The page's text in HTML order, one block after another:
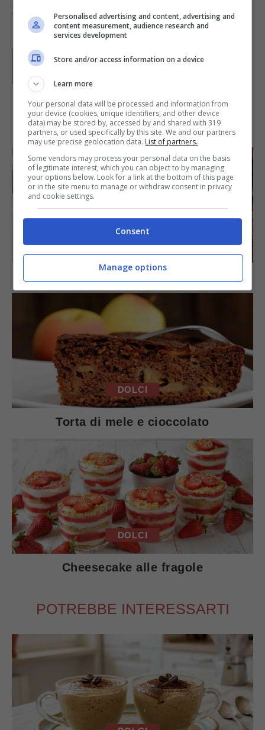
Foto di
Paoletta è stata collaboratrice di Buttalapasta dal 2008
primi ai contorni, dai secondi ai dolci.
IN PRIMO PIANO
SECONDI PIATTI
Arista di maiale al latte
DOLCI
Torta di mele e cioccolato
DOLCI
Cheesecake alle fragole
POTREBBE INTERESSARTI
Personalised advertising and content, advertising and
content measurement, audience research and
services development
Store and/or access information on a device
Learn more
Your personal data will be processed and information from
your device (cookies, unique identifiers, and other device
data) may be stored by, accessed by and shared with 319
partners, or used specifically by this site. We and our partners
may use precise geolocation data. List of partners.
Some vendors may process your personal data on the basis
of legitimate interest, which you can object to by managing
your options below. Look for a link at the bottom of this page
or in the site menu to manage or withdraw consent in privacy
and cookie settings.
Consent
Manage options